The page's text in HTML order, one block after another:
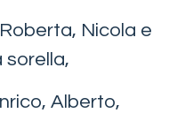
Nicola e
sorella,
Alberto,